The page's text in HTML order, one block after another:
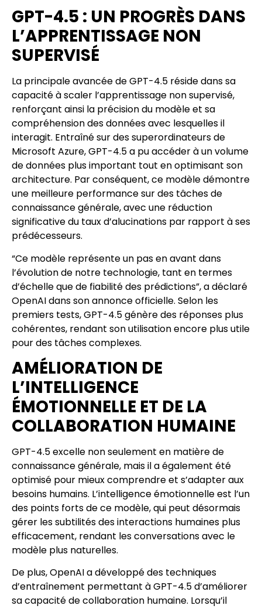
GPT-4.5 : UN PROGRÈS DANS
L’APPRENTISSAGE NON
SUPERVISÉ
La principale avancée de GPT-4.5 réside dans sa
capacité à scaler l’apprentissage non supervisé,
renforçant ainsi la précision du modèle et sa
compréhension des données avec lesquelles il
interagit. Entraîné sur des superordinateurs de
Microsoft Azure, GPT-4.5 a pu accéder à un volume
de données plus important tout en optimisant son
architecture. Par conséquent, ce modèle démontre
une meilleure performance sur des tâches de
connaissance générale, avec une réduction
significative du taux d’alucinations par rapport à ses
prédécesseurs.
“Ce modèle représente un pas en avant dans
l’évolution de notre technologie, tant en termes
d’échelle que de fiabilité des prédictions”, a déclaré
OpenAI dans son annonce officielle. Selon les
premiers tests, GPT-4.5 génère des réponses plus
cohérentes, rendant son utilisation encore plus utile
pour des tâches complexes.
AMÉLIORATION DE
L’INTELLIGENCE
ÉMOTIONNELLE ET DE LA
COLLABORATION HUMAINE
GPT-4.5 excelle non seulement en matière de
connaissance générale, mais il a également été
optimisé pour mieux comprendre et s’adapter aux
besoins humains. L’intelligence émotionnelle est l’un
des points forts de ce modèle, qui peut désormais
gérer les subtilités des interactions humaines plus
efficacement, rendant les conversations avec le
modèle plus naturelles.
De plus, OpenAI a développé des techniques
d’entraînement permettant à GPT-4.5 d’améliorer
sa capacité de collaboration humaine. Lorsqu’il